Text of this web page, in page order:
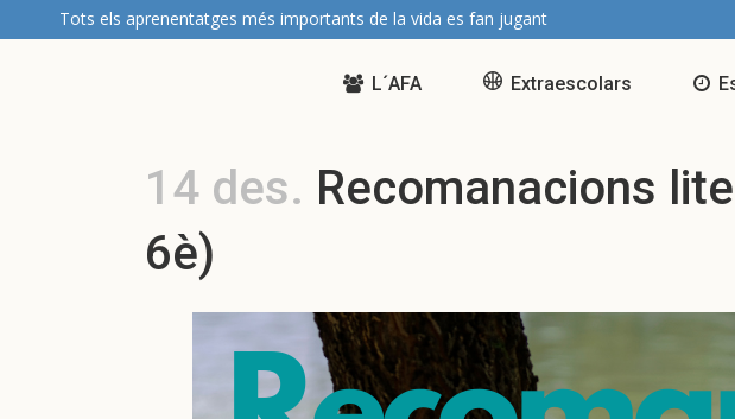
Tots els aprenentatges més importants de la vida es fan jugant
L´AFA Extraescolars
14 des. Recomanacions
6è)